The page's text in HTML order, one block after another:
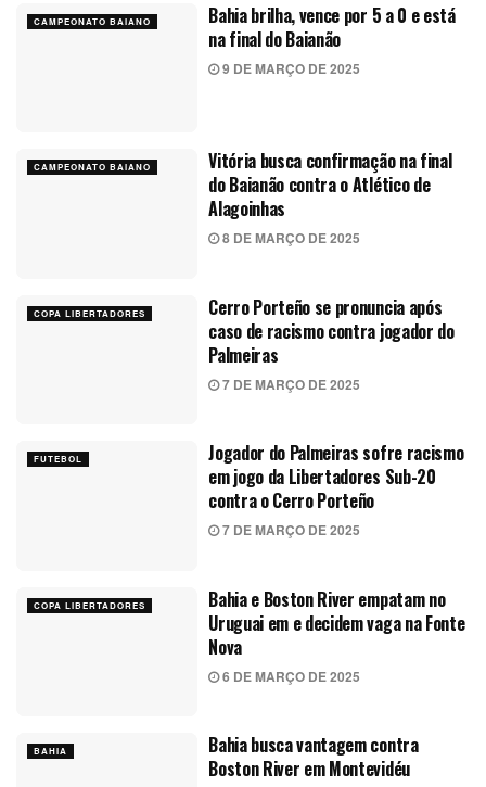
CAMPEONATO BAIANO
Bahia brilha, vence por 5 a 0 e está
na final do Baianão
9 DE MARÇO DE 2025
CAMPEONATO BAIANO
Vitória busca confirmação na final
do Baianão contra o Atlético de
Alagoinhas
8 DE MARÇO DE 2025
COPA LIBERTADORES
Cerro Porteño se pronuncia após
caso de racismo contra jogador do
Palmeiras
7 DE MARÇO DE 2025
FUTEBOL
Jogador do Palmeiras sofre racismo
em jogo da Libertadores Sub-20
contra o Cerro Porteño
7 DE MARÇO DE 2025
COPA LIBERTADORES
Bahia e Boston River empatam no
Uruguai em e decidem vaga na Fonte
Nova
6 DE MARÇO DE 2025
BAHIA
Bahia busca vantagem contra
Boston River em Montevidéu